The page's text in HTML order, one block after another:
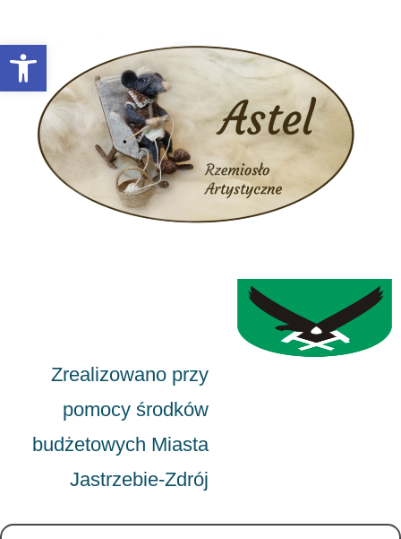
Otwórz pasek narzędzi
Zrealizowano przy
pomocy środków
budżetowych Miasta
Jastrzebie-Zdrój